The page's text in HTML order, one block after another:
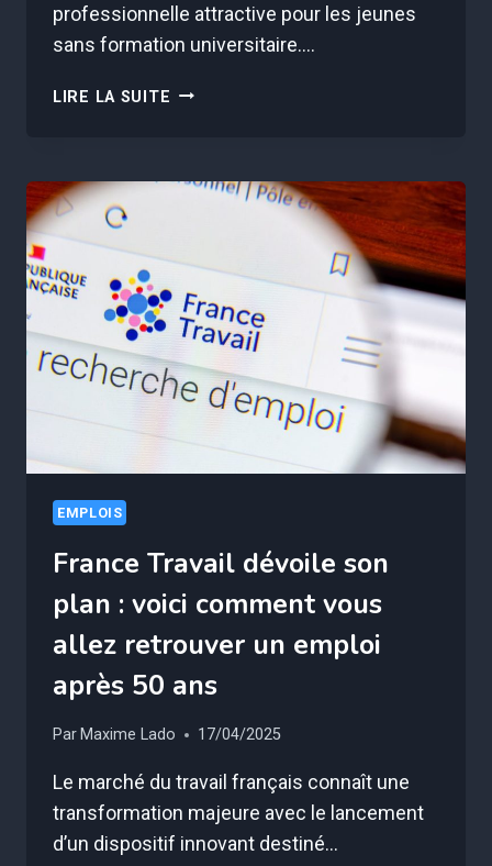
professionnelle attractive pour les jeunes
sans formation universitaire….
LIRE LA SUITE GAGNEZ
DIPLÔME
MÉTIER
MÉDICAL
MÉCONNU
EMPLOIS
France Travail dévoile son
plan : voici comment vous
allez retrouver un emploi
après 50 ans
Par Maxime Lado 17/04/2025
Le marché du travail français connaît une
transformation majeure avec le lancement
d’un dispositif innovant destiné…